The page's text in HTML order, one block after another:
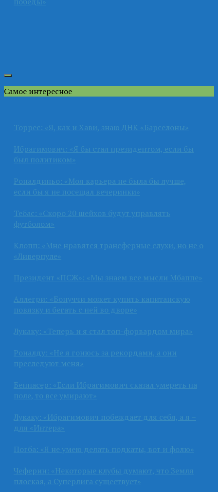
Самое интересное
Торрес: «Я, как и Хави, знаю ДНК «Барселоны»
Ибрагимович: «Я бы стал президентом, если бы
был политиком»
Роналдиньо: «Моя карьера не была бы лучше,
если бы я не посещал вечеринки»
Тебас: «Скоро 20 шейхов будут управлять
футболом»
Клопп: «Мне нравятся трансферные слухи, но не о
«Ливерпуле»
Президент «ПСЖ»: «Мы знаем все мысли Мбаппе»
Аллегри: «Бонуччи может купить капитанскую
повязку и бегать с ней во дворе»
Лукаку: «Теперь и я стал топ-форвардом мира»
Роналду: «Не я гонюсь за рекордами, а они
преследуют меня»
Беннасер: «Если Ибрагимович сказал умереть на
поле, то все умирают»
Лукаку: «Ибрагимович побеждает для себя, а я –
для «Интера»
Погба: «Я не умею делать подкаты, вот и фолю»
Чеферин: «Некоторые клубы думают, что Земля
плоская, а Суперлига существует»